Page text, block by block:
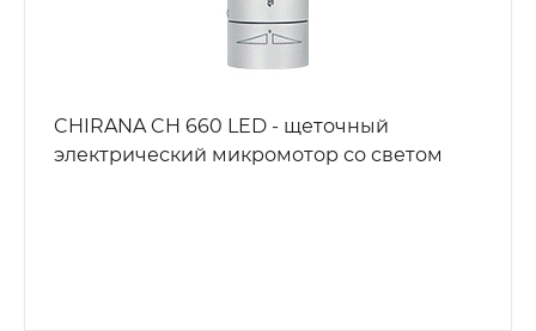
CHIRANA CH 660 LED - щеточный
электрический микромотор со светом